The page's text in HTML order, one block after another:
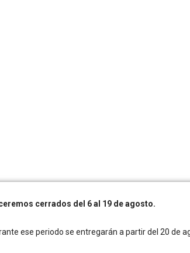
cerrados del 6 al 19 de agosto.
ese periodo se entregarán a partir del 20 de